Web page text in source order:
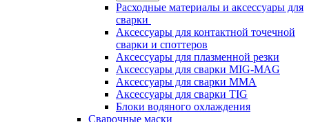
Расходные материалы и аксессуары для
сварки
Аксессуары для контактной точечной
сварки и споттеров
Аксессуары для плазменной резки
Аксессуары для сварки MIG-MAG
Аксессуары для сварки MMA
Аксессуары для сварки TIG
Блоки водяного охлаждения
Сварочные маски